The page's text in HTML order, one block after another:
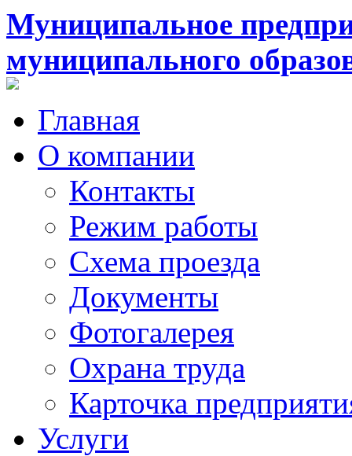
Муниципальное
муниципального
Главная
О компании
Контакты
Режим работы
Схема проезда
Документы
Фотогалерея
Охрана труда
Карточка
Услуги